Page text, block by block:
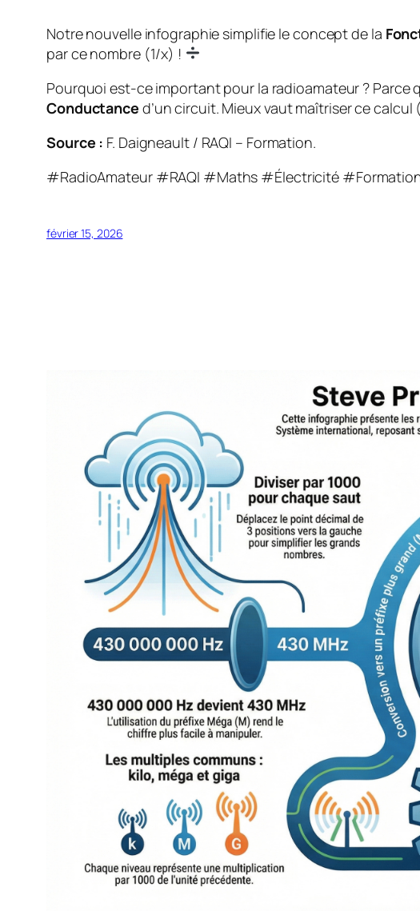
Notre nouvelle infographie simplifie le concept de la
par ce nombre (1/x) !
Pourquoi est-ce important pour la radioamateur ?
Conductance d’un circuit. Mieux vaut maîtriser ce
Source : F. Daigneault / RAQI – Formation.
#RadioAmateur #RAQI #Maths #Électricité
février 15, 2026